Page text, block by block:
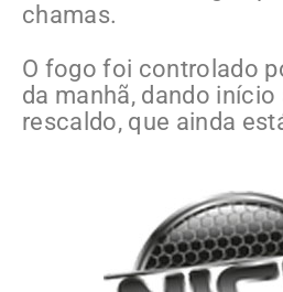
chamas.
O fogo foi controlado
da manhã, dando início
rescaldo, que ainda